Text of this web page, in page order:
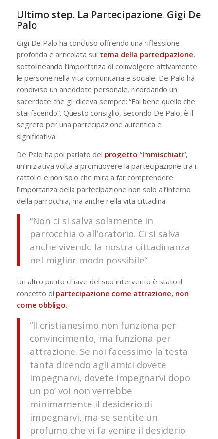
Ultimo step. La Partecipazione. Gigi De
Palo
Gigi De Palo ha concluso offrendo una riflessione
profonda e articolata sul tema della partecipazione,
sottolineando l’importanza di coinvolgere attivamente
le persone nella vita comunitaria e sociale. De Palo ha
condiviso un aneddoto personale, ricordando un
sacerdote che gli diceva sempre: “Fai bene quello che
stai facendo“. Questo consiglio, secondo De Palo, è il
segreto per una partecipazione autentica e
significativa.
De Palo ha poi parlato del progetto “Immischiati“,
un’iniziativa volta a promuovere la partecipazione tra i
cattolici e non solo che mira a far comprendere
l’importanza della partecipazione non solo all’interno
della parrocchia, ma anche nella vita cittadina:
“Non ci si salva solamente in
parrocchia o all’oratorio. Ci si salva
anche vivendo la nostra cittadinanza
nel miglior modo possibile“.
Un altro punto chiave del suo intervento è stato il
concetto di partecipazione come attrazione, non
come obbligo.
“Il cristianesimo non funziona per
convincimento, ma funziona per
attrazione. Se noi facessimo la testa
tanta dicendo agli amici dovete
impegnarvi, dovete impegnarvi dopo
un po’ voi non verrebbe
minimamente il desiderio di
impegnarvi, ma se sentite un
profumo che vi fa venire il desiderio